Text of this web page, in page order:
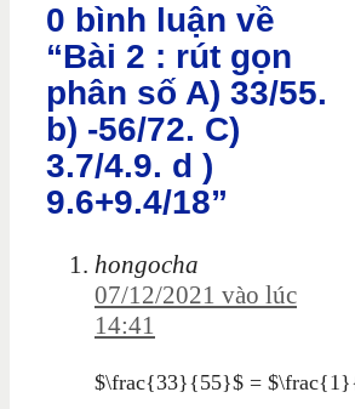
0 bình luận về
“Bài 2 : rút gọn
phân số A) 33/55.
b) -56/72. C)
3.7/4.9. d )
9.6+9.4/18”
hongocha
07/12/2021 vào lúc
14:41
$\frac{33}{55}$ =